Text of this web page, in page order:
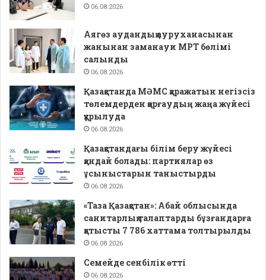
06.08.2026
Аягөз аудандық ауруханасынан
жанынан заманауи МРТ бөлімі
салынды
06.08.2026
Қазақстанда МӘМС қаражатын негізсіз
төлемдерден қорғаудың жаңа жүйесі
құрылуда
06.08.2026
Қазақстандағы білім беру жүйесі
қандай болады: партиялар өз
ұсыныстарын таныстырды
06.08.2026
«Таза Қазақстан»: Абай облысында
санитарлық талаптарды бұзғандарға
қатысты 7 786 хаттама толтырылды
06.08.2026
Семейде сенбілік өтті
06.08.2026